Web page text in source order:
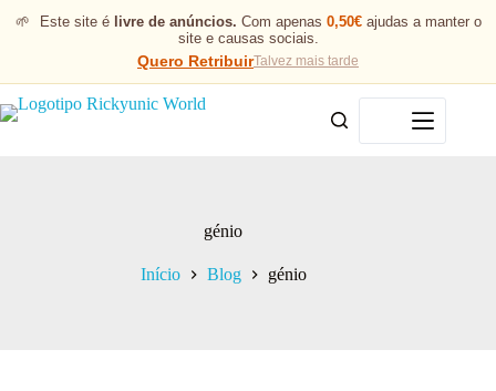
🌱 Este site é livre de anúncios. Com apenas 0,50€ajudas a manter o
site e causas sociais.
Quero RetribuirTalvez mais tarde
Menu
génio
Início Blog génio